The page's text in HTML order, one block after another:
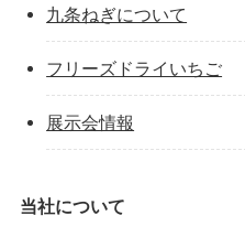
九条ねぎについて
フリーズドライいちご
展示会情報
当社について